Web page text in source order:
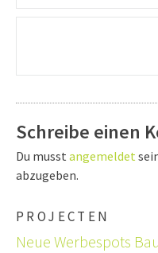
Schreibe einen
Du musst angemeldet
abzugeben.
PROJECTEN
Neue Werbespots